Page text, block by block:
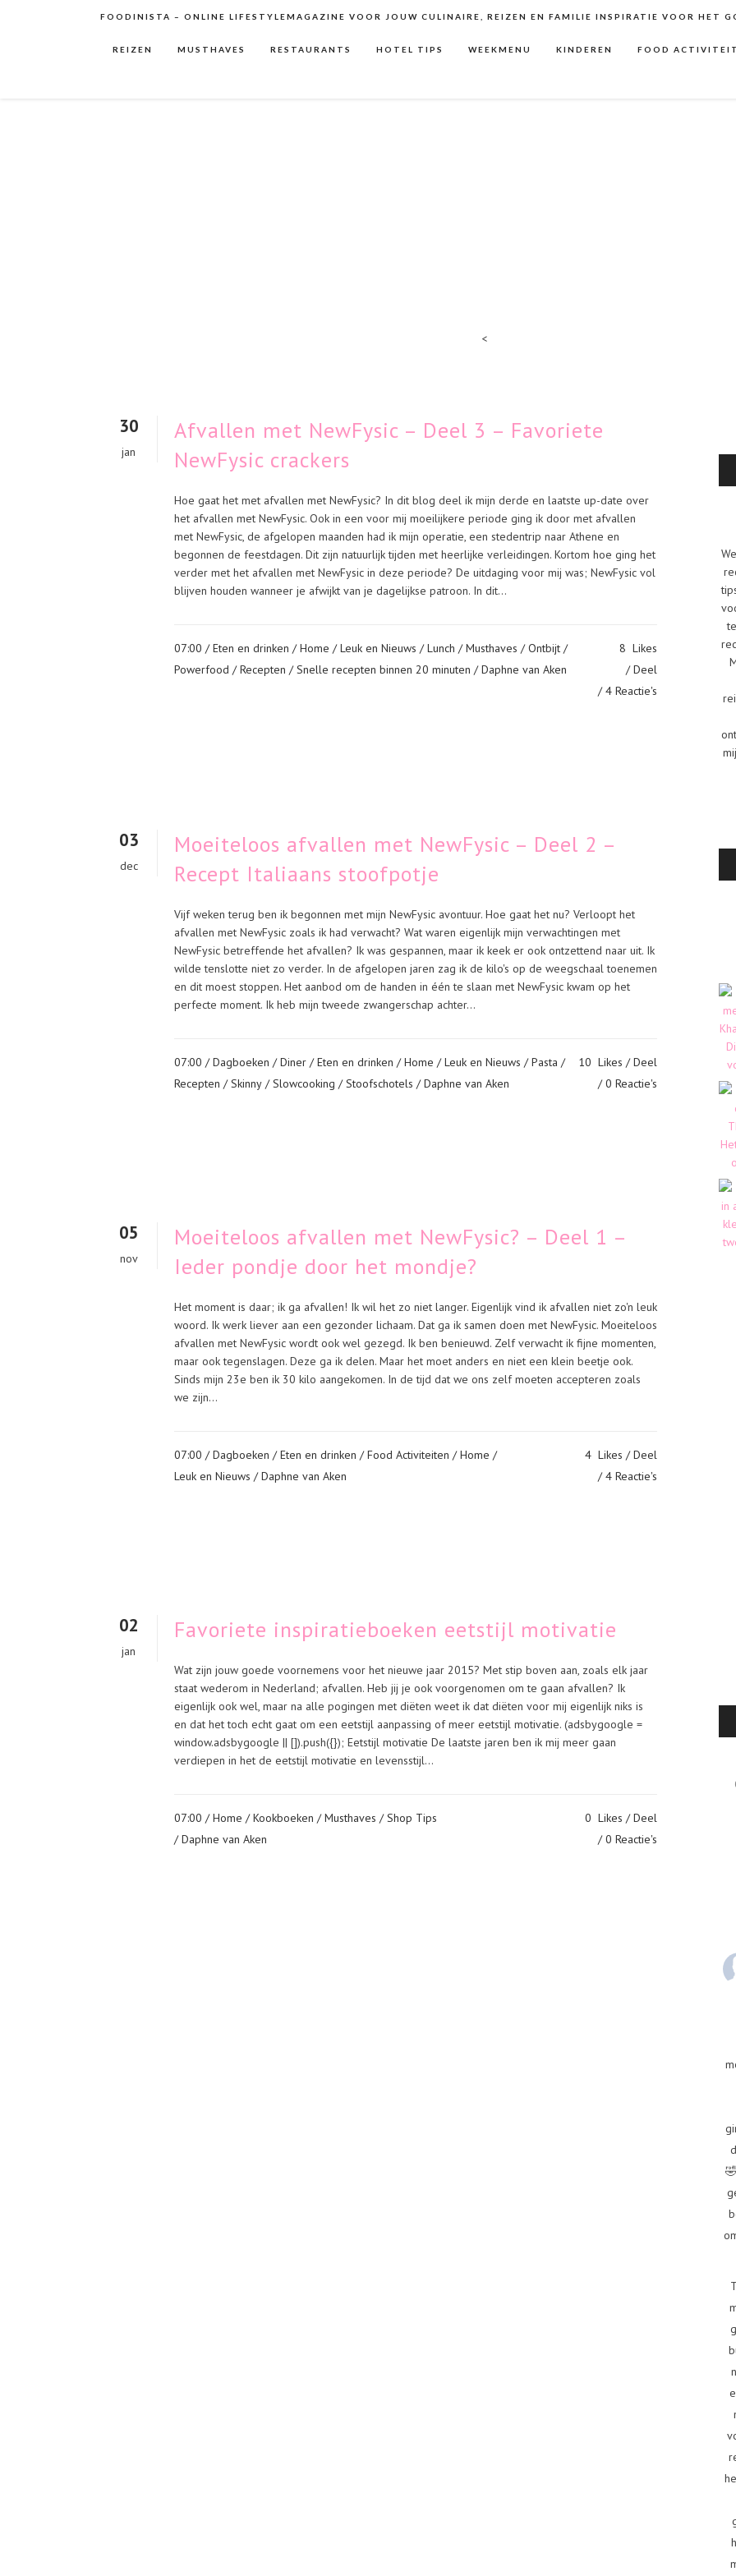
FOODINISTA – ONLINE LIFESTYLEMAGAZINE VOOR JOUW CULINAIRE, REIZEN EN FAMILIE INSPIRATIE VOOR HET
REIZEN MUSTHAVES RESTAURANTS HOTEL TIPS WEEKMENU KINDEREN FOOD
<
30
jan
Afvallen met NewFysic – Deel 3 – Favoriete
NewFysic crackers
Hoe gaat het met afvallen met NewFysic? In dit blog deel ik mijn derde en laatste up-date over
het afvallen met NewFysic. Ook in een voor mij moeilijkere periode ging ik door met afvallen
met NewFysic, de afgelopen maanden had ik mijn operatie, een stedentrip naar Athene en
begonnen de feestdagen. Dit zijn natuurlijk tijden met heerlijke verleidingen. Kortom hoe ging het
verder met het afvallen met NewFysic in deze periode? De uitdaging voor mij was; NewFysic vol
blijven houden wanneer je afwijkt van je dagelijkse patroon. In dit...
07:00 /Eten en drinken /Home /Leuk en Nieuws /Lunch /Musthaves /Ontbijt /
Powerfood /Recepten /Snelle recepten binnen 20 minuten / Daphne van Aken
8 Likes
Deel
4 Reactie's
03
dec
Moeiteloos afvallen met NewFysic – Deel 2 –
Recept Italiaans stoofpotje
Vijf weken terug ben ik begonnen met mijn NewFysic avontuur. Hoe gaat het nu? Verloopt het
afvallen met NewFysic zoals ik had verwacht? Wat waren eigenlijk mijn verwachtingen met
NewFysic betreffende het afvallen? Ik was gespannen, maar ik keek er ook ontzettend naar uit. Ik
wilde tenslotte niet zo verder. In de afgelopen jaren zag ik de kilo's op de weegschaal toenemen
en dit moest stoppen. Het aanbod om de handen in één te slaan met NewFysic kwam op het
perfecte moment. Ik heb mijn tweede zwangerschap achter...
07:00 /Dagboeken /Diner /Eten en drinken /Home /Leuk en Nieuws /Pasta /
Recepten /Skinny /Slowcooking /Stoofschotels / Daphne van Aken
10 Likes
Deel
0 Reactie's
05
nov
Moeiteloos afvallen met NewFysic? – Deel 1 –
Ieder pondje door het mondje?
Het moment is daar; ik ga afvallen! Ik wil het zo niet langer. Eigenlijk vind ik afvallen niet zo'n leuk
woord. Ik werk liever aan een gezonder lichaam. Dat ga ik samen doen met NewFysic. Moeiteloos
afvallen met NewFysic wordt ook wel gezegd. Ik ben benieuwd. Zelf verwacht ik fijne momenten,
maar ook tegenslagen. Deze ga ik delen. Maar het moet anders en niet een klein beetje ook.
Sinds mijn 23e ben ik 30 kilo aangekomen. In de tijd dat we ons zelf moeten accepteren zoals
we zijn...
07:00 /Dagboeken /Eten en drinken /Food Activiteiten /Home /
Leuk en Nieuws / Daphne van Aken
4 Likes
Deel
4 Reactie's
02
jan
Favoriete inspiratieboeken eetstijl motivatie
Wat zijn jouw goede voornemens voor het nieuwe jaar 2015? Met stip boven aan, zoals elk jaar
staat wederom in Nederland; afvallen. Heb jij je ook voorgenomen om te gaan afvallen? Ik
eigenlijk ook wel, maar na alle pogingen met diëten weet ik dat diëten voor mij eigenlijk niks is
en dat het toch echt gaat om een eetstijl aanpassing of meer eetstijl motivatie. (adsbygoogle =
window.adsbygoogle || []).push({}); Eetstijl motivatie De laatste jaren ben ik mij meer gaan
verdiepen in het de eetstijl motivatie en levensstijl...
07:00 /Home /Kookboeken /Musthaves /Shop Tips
/ Daphne van Aken
0 Likes
Deel
0 Reactie's